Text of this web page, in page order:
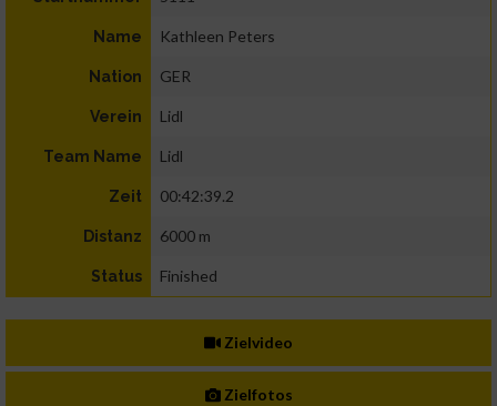
Name Kathleen Peters
Nation GER
Verein Lidl
Team Name Lidl
Zeit 00:42:39.2
Distanz 6000 m
Status Finished
Zielvideo
Zielfotos